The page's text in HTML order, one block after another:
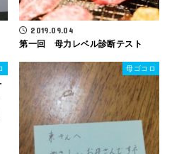
2019.09.04
第一回 母力レベル診断テスト
母ゴコロ